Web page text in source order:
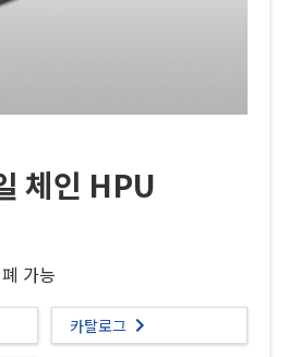
체인 HPU
가능
카탈로그